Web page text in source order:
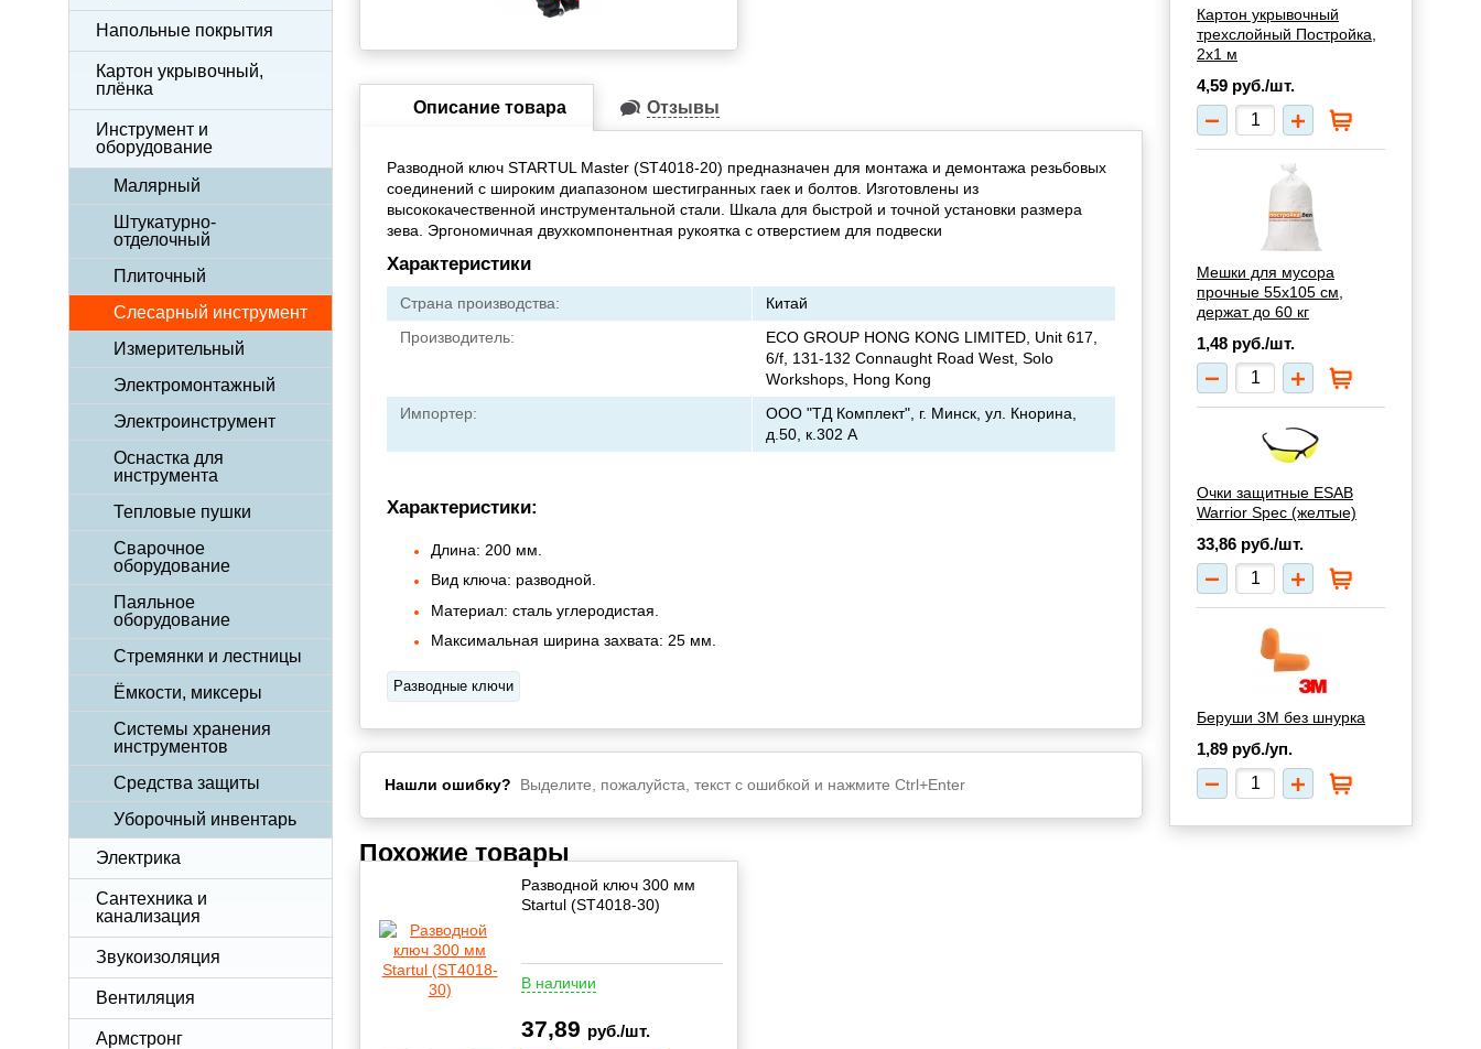
Напольные покрытия
Картон укрывочный,
плёнка
Инструмент и
оборудование
Малярный
Штукатурно-
отделочный
Плиточный
Слесарный инструмент
Измерительный
Электромонтажный
Электроинструмент
Оснастка для
инструмента
Тепловые пушки
Сварочное
оборудование
Паяльное
оборудование
Стремянки и лестницы
Ёмкости, миксеры
Системы хранения
инструментов
Средства защиты
Уборочный инвентарь
Электрика
Сантехника и
канализация
Звукоизоляция
Вентиляция
Армстронг
Описание товара Отзывы
Разводной ключ STARTUL Master (ST4018-20) предназначен для монтажа и демонтажа резьбовых
соединений с широким диапазоном шестигранных гаек и болтов. Изготовлены из
высококачественной инструментальной стали. Шкала для быстрой и точной установки размера
зева. Эргономичная двухкомпонентная рукоятка с отверстием для подвески
Характеристики
Страна производства:
Китай
Производитель:
ECO GROUP HONG KONG LIMITED, Unit 617,
6/f, 131-132 Connaught Road West, Solo
Workshops, Hong Kong
Импортер:
ООО "ТД Комплект", г. Минск, ул. Кнорина,
д.50, к.302 А
Характеристики:
Длина: 200 мм.
Вид ключа: разводной.
Материал: сталь углеродистая.
Максимальная ширина захвата: 25 мм.
Разводные ключи
Нашли ошибку? Выделите, пожалуйста, текст с ошибкой и нажмите Ctrl+Enter
Похожие товары
Разводной ключ 300 мм
Startul (ST4018-30)
В наличии
37,89 руб./шт.
Картон укрывочный
трехслойный Постройка,
2х1 м
4,59 руб./шт.
Мешки для мусора
прочные 55х105 см,
держат до 60 кг
1,48 руб./шт.
Очки защитные ESAB
Warrior Spec (желтые)
33,86 руб./шт.
Беруши 3М без шнурка
1,89 руб./уп.